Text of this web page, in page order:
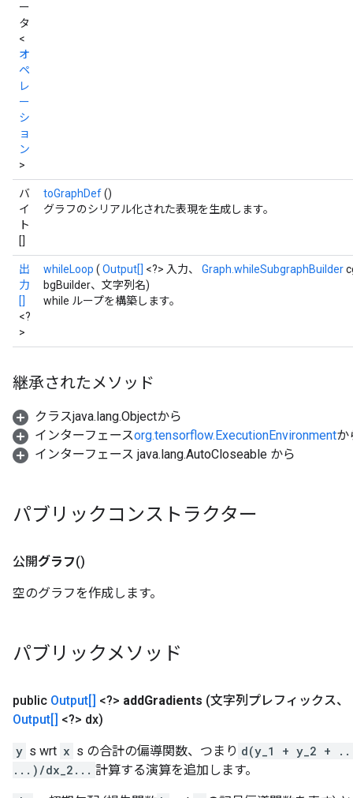
ー
タ
<
オ
ペ
レ
ー
シ
ョ
ン
>
バ
イ
ト
[]
toGraphDef()
グラフのシリアル化された表現を生成します。
出
力
[]
<?
>
whileLoop ( Output[] <?> 入力、 Graph.whileSubgraphBuilder
bgBuilder、文字列名)
while ループを構築します。
継承されたメソッド
クラスjava.lang.Objectから
インターフェースorg.tensorflow.ExecutionEnvironmentか
インターフェース java.lang.AutoCloseable から
パブリックコンストラクター
公開グラフ()
空のグラフを作成します。
パブリックメソッド
public Output[] <?> addGradients (文字列プレフィックス、
Output[] <?> dx)
y s wrt x s の合計の偏導関数、つまり d(y_1 + y_2 +
...)/dx_2... 計算する演算を追加します。